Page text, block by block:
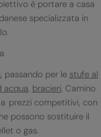
è portare a casa
specializzata in
, passando per le stufe al
acqua, bracieri, Camino
prezzi competitivi, con
possono sostituire il
o gas.